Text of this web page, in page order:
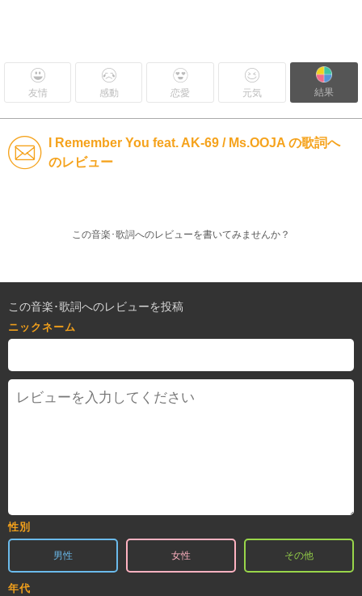
友情 感動 恋愛 元気 結果
I Remember You feat. AK-69 / Ms.OOJA の歌詞へ
のレビュー
この音楽･歌詞へのレビューを書いてみませんか？
この音楽･歌詞へのレビューを投稿
ニックネーム
性別
男性 女性 その他
年代